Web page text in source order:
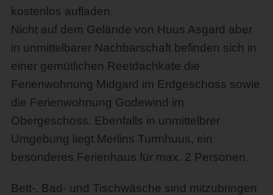
kostenlos aufladen.
Nicht auf dem Gelände von Huus Asgard aber
in unmittelbarer Nachbarschaft befinden sich in
einer gemütlichen Reetdachkate die
Ferienwohnung Midgard im Erdgeschoss sowie
die Ferienwohnung Godewind im
Obergeschoss. Ebenfalls in unmittelbrer
Umgebung liegt Merlins Turmhuus, ein
besonderes Ferienhaus für max. 2 Personen.
Bett-, Bad- und Tischwäsche sind mitzubringen